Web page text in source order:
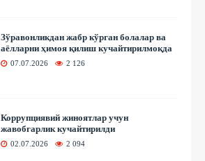
Зўравонликдан жабр кўрган болалар ва
аёлларни ҳимоя қилиш кучайтирилмоқда
07.07.2026 2 126
Коррупциявий жиноятлар учун
жавобгарлик кучайтирилди
02.07.2026 2 094